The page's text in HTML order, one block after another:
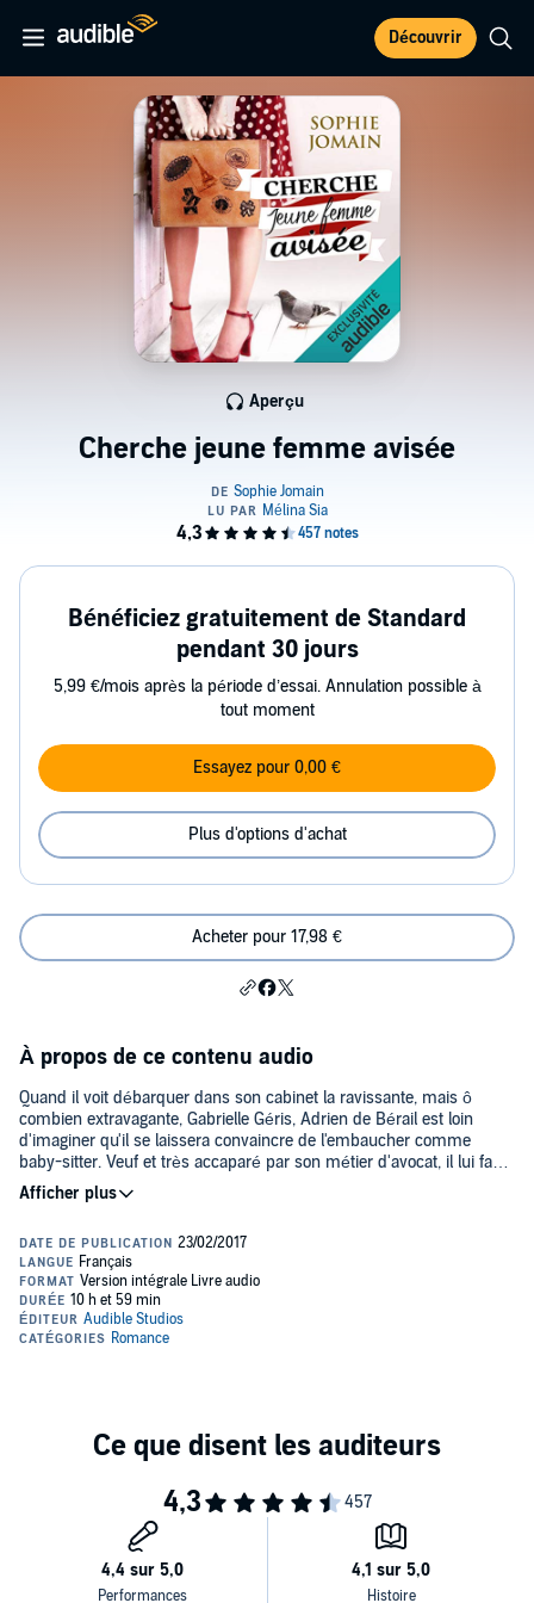
Découvrir
Cherche jeune femme avisée
Aperçu
Bénéficiez gratuitement de Standard
pendant 30 jours
5,99 €/mois après la période d’essai. Annulation possible à
tout moment
Essayez pour 0,00 €
Plus d'options d'achat
Acheter pour 17,98 €
À propos de ce contenu audio
Quand il voit débarquer dans son cabinet la ravissante, mais ô
combien extravagante, Gabrielle Géris, Adrien de Bérail est loin
d'imaginer qu'il se laissera convaincre de l'embaucher comme
baby-sitter. Veuf et très accaparé par son métier d'avocat, il lui faut
de toute urgence une personne capable de prendre soin de ses
deux chérubins, Paul et Sophie, tout juste âgés de neuf ans. C'est
candidature. Une personnalité audacieuse et un toupet incroyable
pour un petit mètre soixante sur talons... Qui sait ? La jeune femme
pourrait bien se révéler être la perle rare...